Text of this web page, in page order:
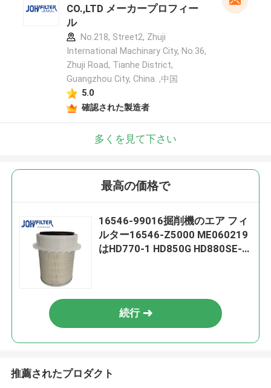
CO.,LTD メーカープロフィー
ル
No.218, Street2, Zhuji
International Machinary City, No.36,
Zhuji Road, Tianhe District,
Guangzhou City, China. ,中国
5.0
確認された製造者
多くを見て下さい
最高の価格で
16546-99016掘削機のエア フィ
ルター16546-Z5000 ME060219
はHD770-1 HD850G HD880SE-2
続行
推薦されたプロダクト